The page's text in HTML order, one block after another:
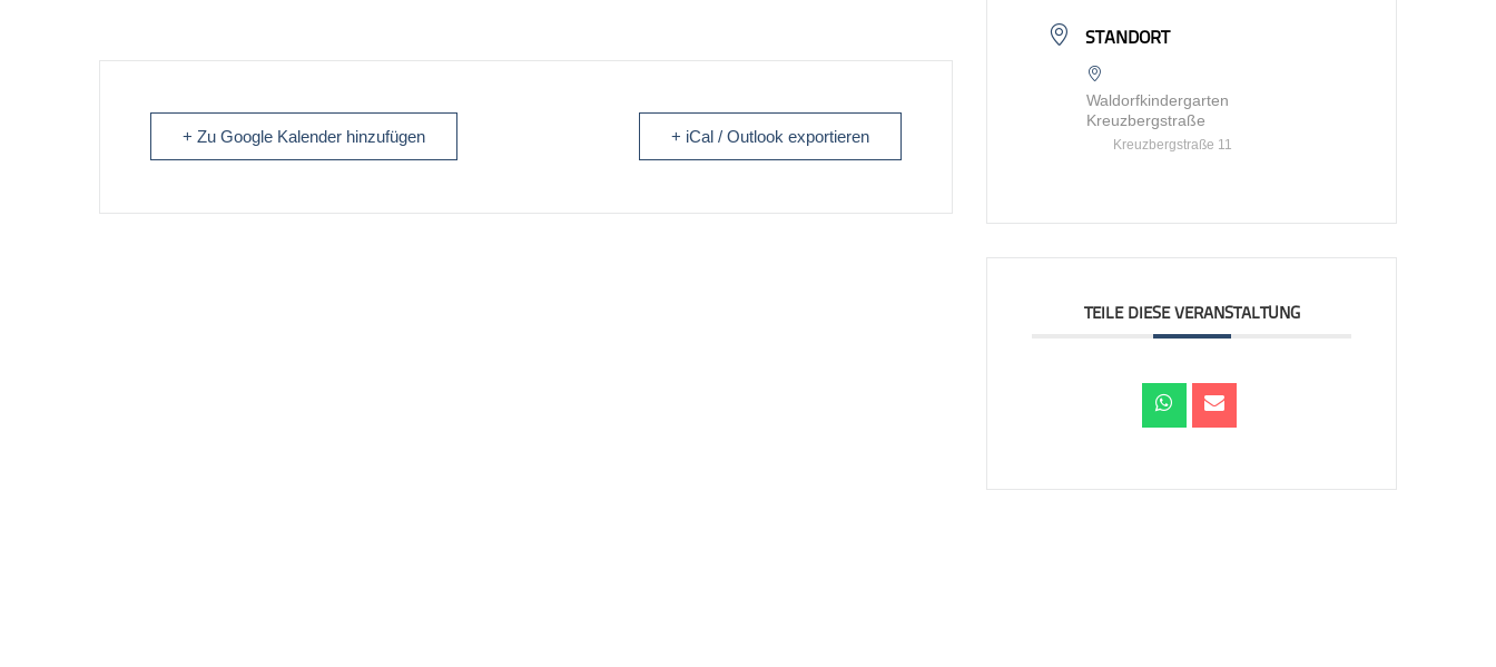
+ Zu Google Kalender hinzufügen + iCal / Outlook exportieren
STANDORT
Waldorfkindergarten
Kreuzbergstraße
Kreuzbergstraße 11
TEILE DIESE VERANSTALTUNG